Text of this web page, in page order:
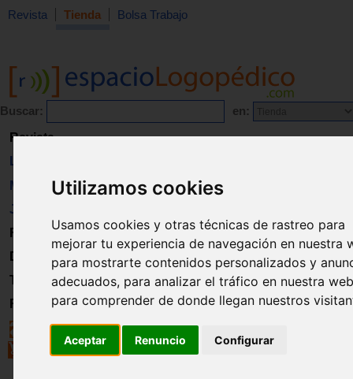
Utilizamos cookies
Usamos cookies y otras técnicas de rastreo para
mejorar tu experiencia de navegación en nuestra
para mostrarte contenidos personalizados y
adecuados, para analizar el tráfico en nuestra
para comprender de donde llegan nuestros
Aceptar Renuncio Configurar
Revista Tienda Bolsa Trabajo
Buscar: en:
Revista
Libros
Material
Juguetes
Formación
Directorio
Trabajo
Registro